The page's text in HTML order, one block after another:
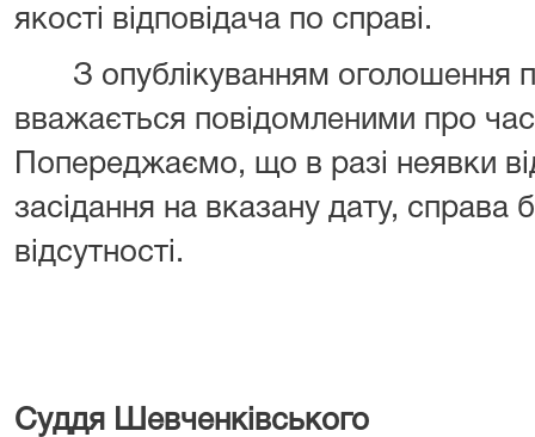
якості відповідача по справі.
З опублікуванням оголошення
вважається повідомленими про
Попереджаємо, що в разі неявки
засідання на вказану дату, справа
відсутності.
Суддя Шевченківського